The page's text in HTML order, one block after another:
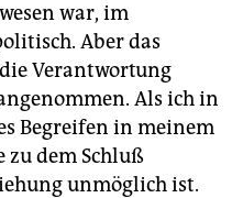
war, im
Aber das
Verantwortung
Als ich in
Begreifen in meinem
dem Schluß
unmöglich ist.